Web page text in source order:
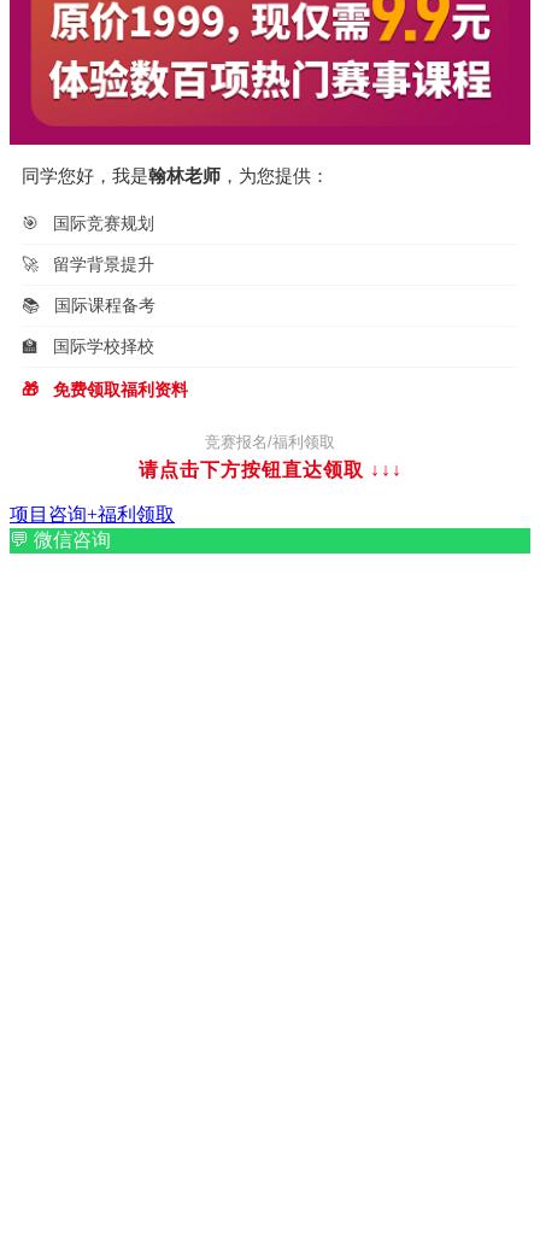
同学您好，我是翰林老师 ，为您提供：
🎯 国际竞赛规划
🚀 留学背景提升
📚 国际课程备考
🏫 国际学校择校
🎁 免费领取福利资料
竞赛报名/福利领取
请点击下方按钮直达领取 ↓↓↓
项目咨询+福利领取
💬 微信咨询